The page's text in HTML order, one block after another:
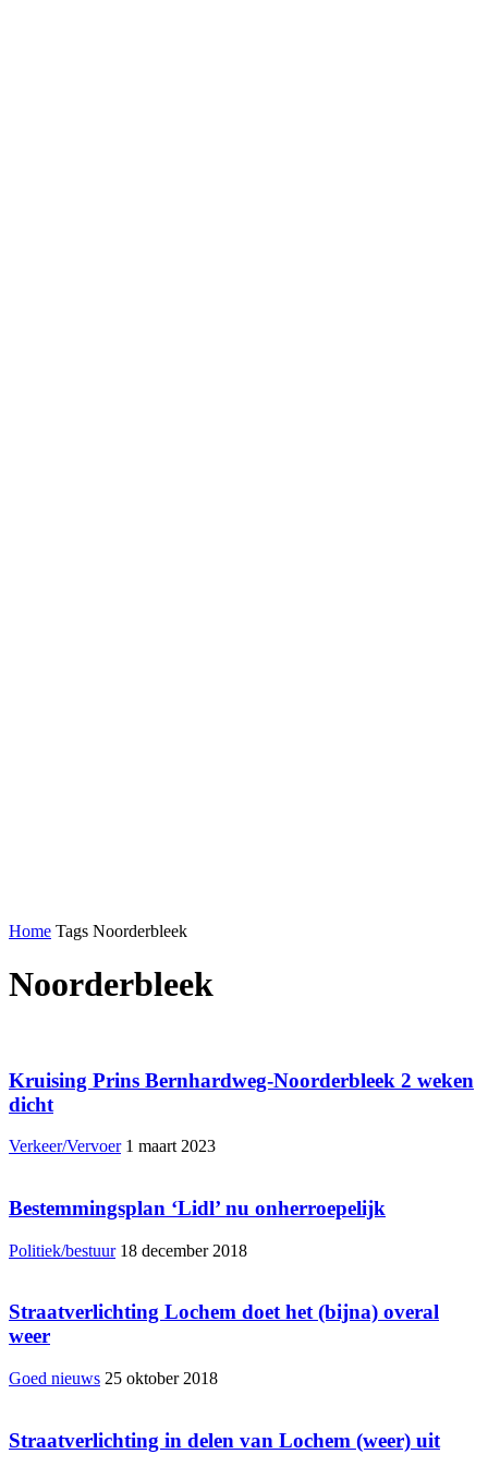
Home Tags Noorderbleek
Noorderbleek
Kruising Prins Bernhardweg-Noorderbleek 2 weken
dicht
Verkeer/Vervoer 1 maart 2023
Bestemmingsplan ‘Lidl’ nu onherroepelijk
Politiek/bestuur 18 december 2018
Straatverlichting Lochem doet het (bijna) overal
weer
Goed nieuws 25 oktober 2018
Straatverlichting in delen van Lochem (weer) uit